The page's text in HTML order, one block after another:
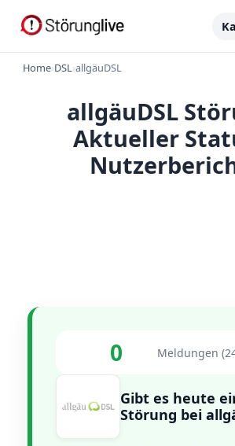
Home›DSL›allgäuDSL
allgäuDSL
Aktueller
0 Meldungen
Gibt es heute
Störung bei